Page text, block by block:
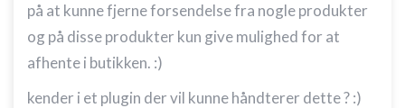
på at kunne fjerne forsendelse fra nogle produkter
og på disse produkter kun give mulighed for at
afhente i butikken. :)
kender i et plugin der vil kunne håndterer dette ? :)